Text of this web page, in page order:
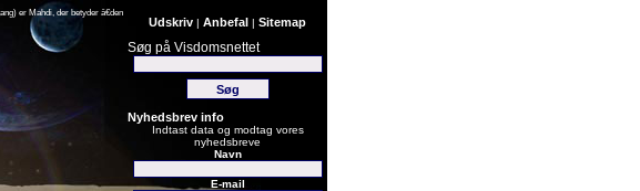
Udskriv | Anbefal | Sitemap
Søg på Visdomsnettet
Nyhedsbrev info
Indtast data og modtag vores
nyhedsbreve
Navn
E-mail
er Mahdi, der betyder â€den